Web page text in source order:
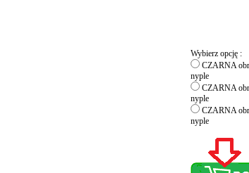
Wybierz opcję :
CZARNA
nyple
CZARNA
nyple
CZARNA
nyple